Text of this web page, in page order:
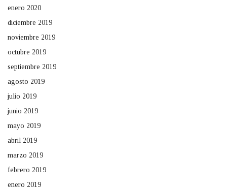
enero 2020
diciembre 2019
noviembre 2019
octubre 2019
septiembre 2019
agosto 2019
julio 2019
junio 2019
mayo 2019
abril 2019
marzo 2019
febrero 2019
enero 2019